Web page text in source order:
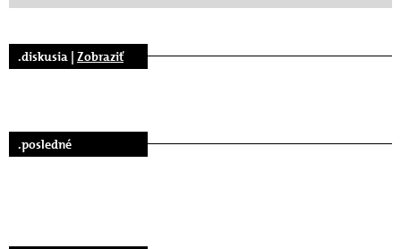
.diskusia | Zobraziť
.posledné